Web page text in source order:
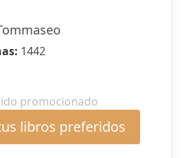
1442
promocionado
libros preferidos